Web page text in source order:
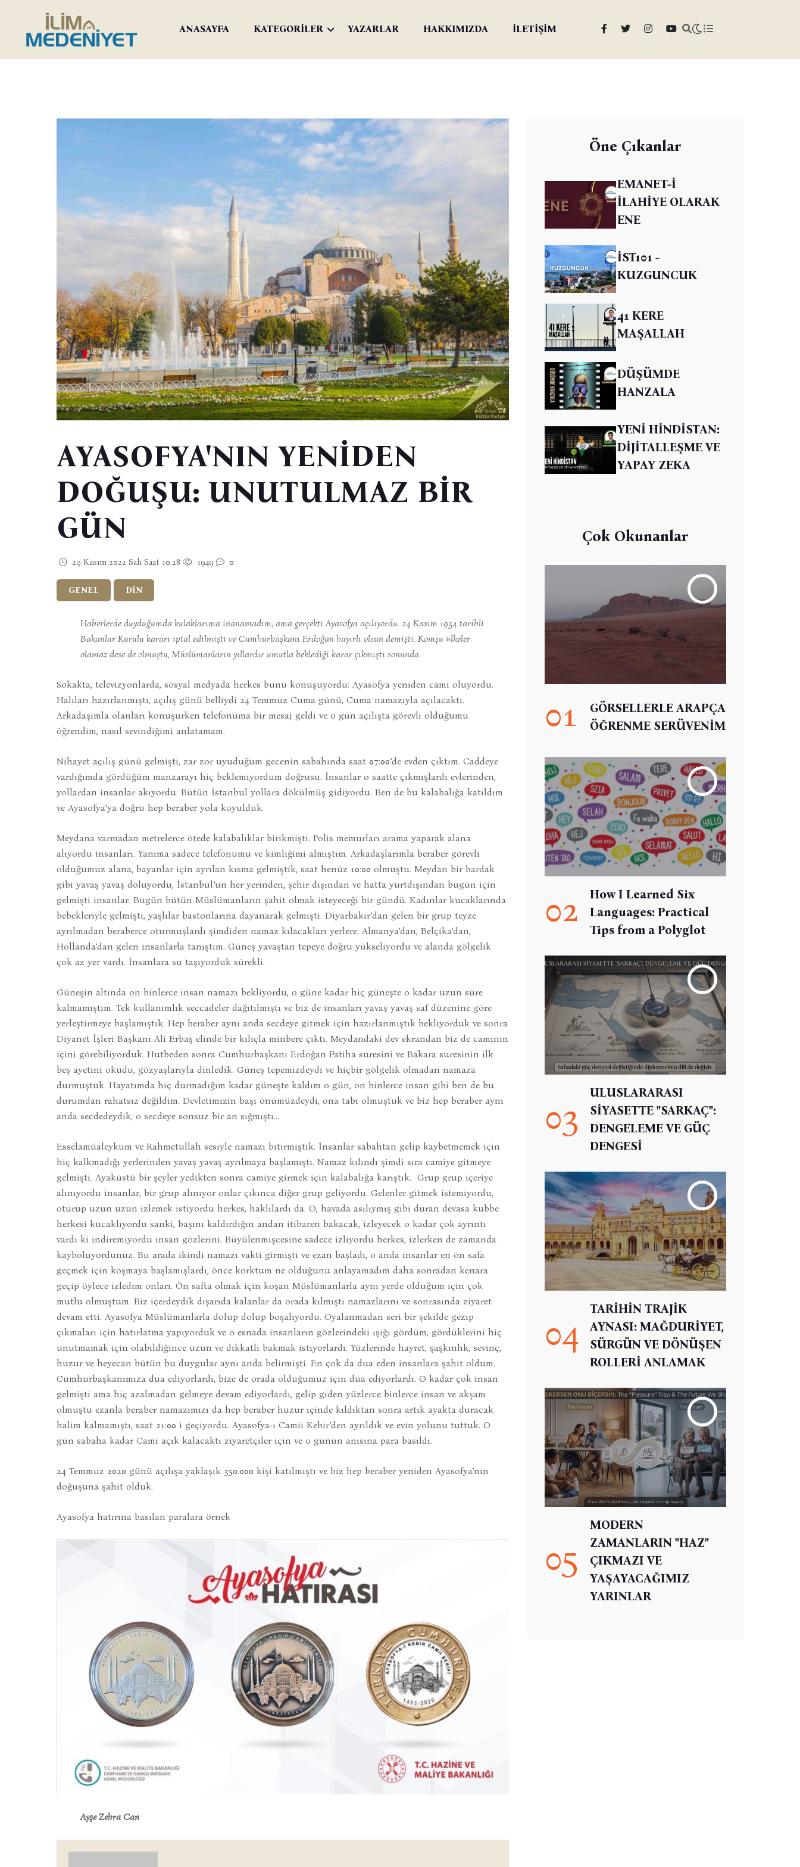
ANASAYFA KATEGORİLER YAZARLAR HAKKIMIZDA İLETİŞİM
AYASOFYA'NIN YENİDEN
DOĞUŞU: UNUTULMAZ BİR
GÜN
29 Kasım 2022 Salı Saat 10:28 1949 0
GENEL DİN
Haberlerde duyduğumda kulaklarıma inanamadım, ama gerçekti Ayasofya açılıyordu. 24 Kasım 1934 tarihli
Bakanlar Kurulu kararı iptal edilmişti ve Cumhurbaşkanı Erdoğan hayırlı olsun demişti. Komşu ülkeler
olamaz dese de olmuştu, Müslümanların yıllardır umutla beklediği karar çıkmıştı sonunda.
Sokakta, televizyonlarda, sosyal medyada herkes bunu konuşuyordu: Ayasofya yeniden cami oluyordu.
Halıları hazırlanmıştı, açılış günü belliydi 24 Temmuz Cuma günü, Cuma namazıyla açılacaktı.
Arkadaşımla olanları konuşurken telefonuma bir mesaj geldi ve o gün açılışta görevli olduğumu
öğrendim, nasıl sevindiğimi anlatamam.
Nihayet açılış günü gelmişti, zar zor uyuduğum gecenin sabahında saat 07:00’de evden çıktım. Caddeye
vardığımda gördüğüm manzarayı hiç beklemiyordum doğrusu. İnsanlar o saatte çıkmışlardı evlerinden,
yollardan insanlar akıyordu. Bütün İstanbul yollara dökülmüş gidiyordu. Ben de bu kalabalığa katıldım
ve Ayasofya’ya doğru hep beraber yola koyulduk.
Meydana varmadan metrelerce ötede kalabalıklar birikmişti. Polis memurları arama yaparak alana
alıyordu insanları. Yanıma sadece telefonumu ve kimliğimi almıştım. Arkadaşlarımla beraber görevli
olduğumuz alana, bayanlar için ayrılan kısma gelmiştik, saat henüz 10:00 olmuştu. Meydan bir bardak
gibi yavaş yavaş doluyordu, İstanbul’un her yerinden, şehir dışından ve hatta yurtdışından bugün için
gelmişti insanlar. Bugün bütün Müslümanların şahit olmak isteyeceği bir gündü. Kadınlar kucaklarında
bebekleriyle gelmişti, yaşlılar bastonlarına dayanarak gelmişti. Diyarbakır’dan gelen bir grup teyze
ayrılmadan beraberce oturmuşlardı şimdiden namaz kılacakları yerlere. Almanya’dan, Belçika’dan,
Hollanda’dan gelen insanlarla tanıştım. Güneş yavaştan tepeye doğru yükseliyordu ve alanda gölgelik
çok az yer vardı. İnsanlara su taşıyorduk sürekli.
Güneşin altında on binlerce insan namazı bekliyordu, o güne kadar hiç güneşte o kadar uzun süre
kalmamıştım. Tek kullanımlık seccadeler dağıtılmıştı ve biz de insanları yavaş yavaş saf düzenine göre
yerleştirmeye başlamıştık. Hep beraber aynı anda secdeye gitmek için hazırlanmıştık bekliyorduk ve sonra
Diyanet İşleri Başkanı Ali Erbaş elinde bir kılıçla minbere çıktı. Meydandaki dev ekrandan biz de caminin
içini görebiliyorduk. Hutbeden sonra Cumhurbaşkanı Erdoğan Fatiha suresini ve Bakara suresinin ilk
beş ayetini okudu, gözyaşlarıyla dinledik. Güneş tepemizdeydi ve hiçbir gölgelik olmadan namaza
durmuştuk. Hayatımda hiç durmadığım kadar güneşte kaldım o gün, on binlerce insan gibi ben de bu
durumdan rahatsız değildim. Devletimizin başı önümüzdeydi, ona tabi olmuştuk ve biz hep beraber aynı
anda secdedeydik, o secdeye sonsuz bir an sığmıştı…
Esselamüaleykum ve Rahmetullah sesiyle namazı bitirmiştik. İnsanlar sabahtan gelip kaybetmemek için
hiç kalkmadığı yerlerinden yavaş yavaş ayrılmaya başlamıştı. Namaz kılındı şimdi sıra camiye gitmeye
gelmişti. Ayaküstü bir şeyler yedikten sonra camiye girmek için kalabalığa karıştık. Grup grup içeriye
alınıyordu insanlar, bir grup alınıyor onlar çıkınca diğer grup geliyordu. Gelenler gitmek istemiyordu,
oturup uzun uzun izlemek istiyordu herkes, haklılardı da. O, havada asılıymış gibi duran devasa kubbe
herkesi kucaklıyordu sanki, başını kaldırdığın andan itibaren bakacak, izleyecek o kadar çok ayrıntı
vardı ki indiremiyordu insan gözlerini. Büyülenmişcesine sadece izliyordu herkes, izlerken de zamanda
kayboluyordunuz. Bu arada ikindi namazı vakti girmişti ve ezan başladı, o anda insanlar en ön safa
geçmek için koşmaya başlamışlardı, önce korktum ne olduğunu anlayamadım daha sonradan kenara
geçip öylece izledim onları. Ön safta olmak için koşan Müslümanlarla aynı yerde olduğum için çok
mutlu olmuştum. Biz içerdeydik dışarıda kalanlar da orada kılmıştı namazlarını ve sonrasında ziyaret
devam etti. Ayasofya Müslümanlarla dolup dolup boşalıyordu. Oyalanmadan seri bir şekilde gezip
çıkmaları için hatırlatma yapıyorduk ve o esnada insanların gözlerindeki ışığı gördüm, gördüklerini hiç
unutmamak için olabildiğince uzun ve dikkatli bakmak istiyorlardı. Yüzlerinde hayret, şaşkınlık, sevinç,
huzur ve heyecan bütün bu duygular aynı anda belirmişti. En çok da dua eden insanlara şahit oldum.
Cumhurbaşkanımıza dua ediyorlardı, bize de orada olduğumuz için dua ediyorlardı. O kadar çok insan
gelmişti ama hiç azalmadan gelmeye devam ediyorlardı, gelip giden yüzlerce binlerce insan ve akşam
olmuştu ezanla beraber namazımızı da hep beraber huzur içinde kıldıktan sonra artık ayakta duracak
halim kalmamıştı, saat 21:00 i geçiyordu. Ayasofya-ı Camii Kebir’den ayrıldık ve evin yolunu tuttuk. O
gün sabaha kadar Cami açık kalacaktı ziyaretçiler için ve o günün anısına para basıldı.
24 Temmuz 2020 günü açılışa yaklaşık 350.000 kişi katılmıştı ve biz hep beraber yeniden Ayasofya’nın
doğuşuna şahit olduk.
Ayasofya hatırına basılan paralara örnek
Ayşe Zehra Can
Öne Çıkanlar
EMANET-İ
İLAHİYE OLARAK
ENE
İST101 -
KUZGUNCUK
41 KERE
MAŞALLAH
DÜŞÜMDE
HANZALA
YENİ HİNDİSTAN:
DİJİTALLEŞME VE
YAPAY ZEKA
Çok Okunanlar
01
GÖRSELLERLE ARAPÇA
ÖĞRENME SERÜVENİM
02
How I Learned Six
Languages: Practical
Tips from a Polyglot
03
ULUSLARARASI
SİYASETTE "SARKAÇ":
DENGELEME VE GÜÇ
DENGESİ
04
TARİHİN TRAJİK
AYNASI: MAĞDURİYET,
SÜRGÜN VE DÖNÜŞEN
ROLLERİ ANLAMAK
05
MODERN
ZAMANLARIN "HAZ"
ÇIKMAZI VE
YAŞAYACAĞIMIZ
YARINLAR